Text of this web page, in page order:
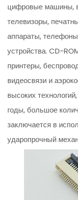
цифровые машины,
телевизоры,
аппараты,
устройства. CD-
принтеры,
видеосвязи и
высоких
годы, большое
заключается в
ударопрочный